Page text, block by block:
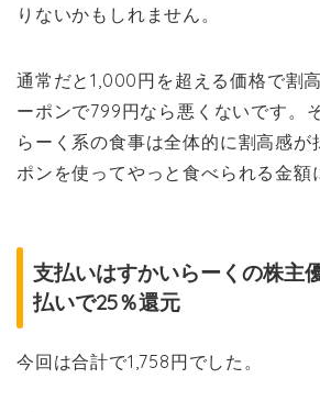
りないかもしれません。
通常だと1,000円を超える価格で割
ーポンで799円なら悪くないです。
らーく系の食事は全体的に割高感が
ポンを使ってやっと食べられる金額
支払いはすかいらーくの株主
払いで25％還元
今回は合計で1,758円でした。